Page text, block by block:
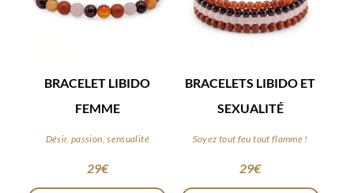
BRACELET LIBIDO
FEMME
Désir, passion, sensualité
29€
BRACELETS LIBIDO ET
SEXUALITÉ
Soyez tout feu tout flamme !
29€